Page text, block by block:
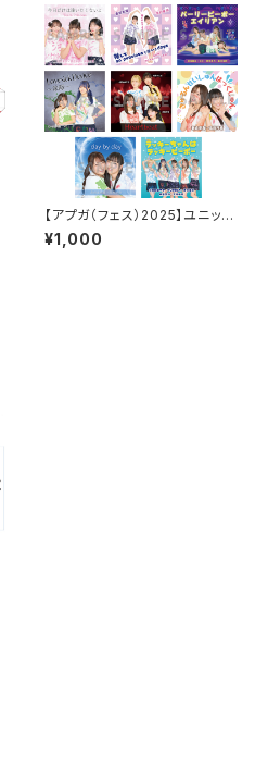
【アプガ（フェス）2025】ユニット
ジャケ写風ポートレート
¥1,000